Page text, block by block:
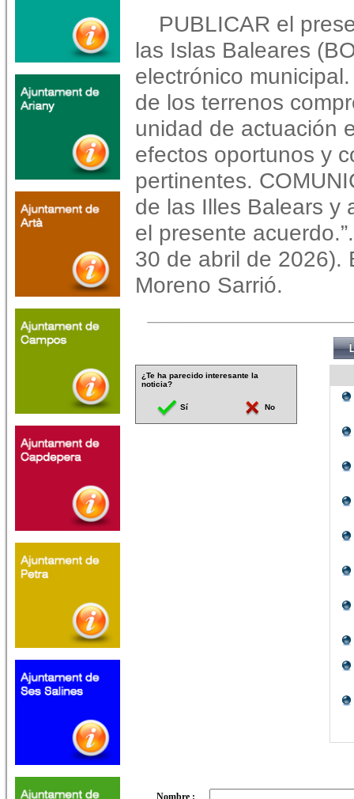
PUBLICAR el
las Islas Baleares
electrónico
de los terrenos
unidad de actuación
efectos oportunos y
pertinentes.
de las Illes Balears y
el presente
30 de abril de 2026).
Moreno Sarrió.
¿Te ha parecido interesante la
noticia?
Sí No
Nombre :